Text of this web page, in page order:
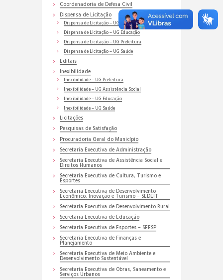
Coordenadoria de Defesa Civil
Dispensa de Licitação
Dispensa de Licitação – UG Assistência Social
Dispensa de Licitação – UG Educação
Dispensa de Licitação – UG Prefeitura
Dispensa de Licitação – UG Saúde
Editais
Inexibilidade
Inexibilidade – UG Prefeitura
Inexibilidade – UG Assistência Social
Inexibilidade – UG Educação
Inexibilidade – UG Saúde
Licitações
Pesquisas de Satisfação
Procuradoria Geral do Município
Secretaria Executiva de Administração
Secretaria Executiva de Assistência Social e
Direitos Humanos
Secretaria Executiva de Cultura, Turismo e
Esportes
Secretaria Executiva de Desenvolvimento
Econômico, Inovação e Turismo – SEDEIT
Secretaria Executiva de Desenvolvimento Rural
Secretaria Executiva de Educação
Secretaria Executiva de Esportes – SEESP
Secretaria Executiva de Finanças e
Planejamento
Secretaria Executiva de Meio Ambiente e
Desenvolvimento Sustentável
Secretaria Executiva de Obras, Saneamento e
Serviços Urbanos